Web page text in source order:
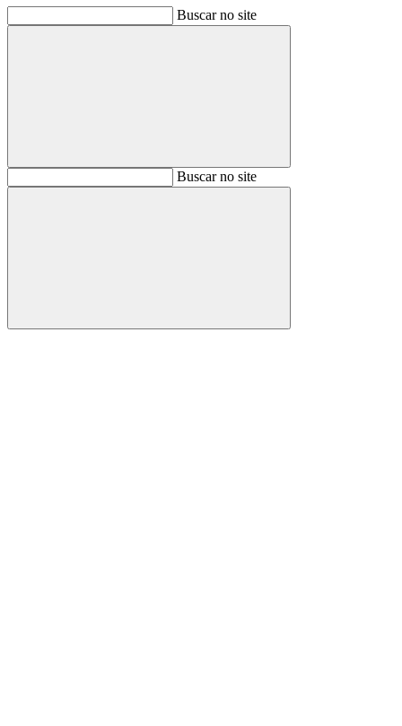
Buscar no site
BuscarBuscar no site
Buscar